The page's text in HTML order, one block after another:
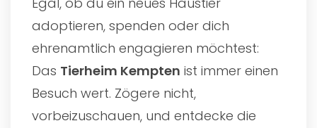
adoptieren, spenden oder dich
ehrenamtlich engagieren möchtest:
Das Tierheim Kempten ist immer einen
Besuch wert. Zögere nicht,
vorbeizuschauen, und entdecke die